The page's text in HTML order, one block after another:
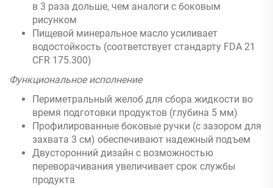
в 3 раза дольше, чем аналоги с боковым
рисунком
Пищевой минеральное масло усиливает
водостойкость (соответствует стандарту FDA 21
CFR 175.300)
Функциональное исполнение
Периметральный желоб для сбора жидкости во
время подготовки продуктов (глубина 5 мм)
Профилированные боковые ручки (с зазором для
захвата 3 см) обеспечивают надежный подъем
Двусторонний дизайн с возможностью
переворачивания увеличивает срок службы
продукта